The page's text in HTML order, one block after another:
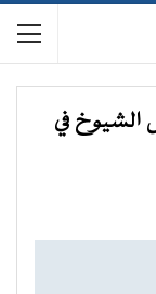
الشيوخ في